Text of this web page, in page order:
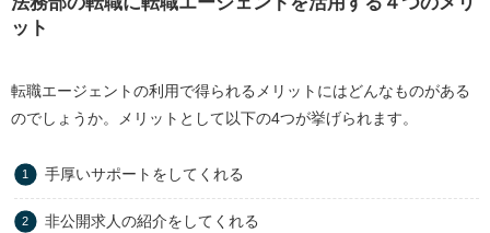
ット
転職エージェントの利用で得られるメリットにはどんなものがある
のでしょうか。メリットとして以下の4つが挙げられます。
手厚いサポートをしてくれる
非公開求人の紹介をしてくれる